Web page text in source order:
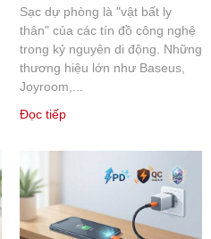
Sạc dự phòng là "vật bất ly
thân" của các tín đồ công nghệ
trong kỷ nguyên di động. Những
thương hiệu lớn như Baseus,
Joyroom,...
Đọc tiếp